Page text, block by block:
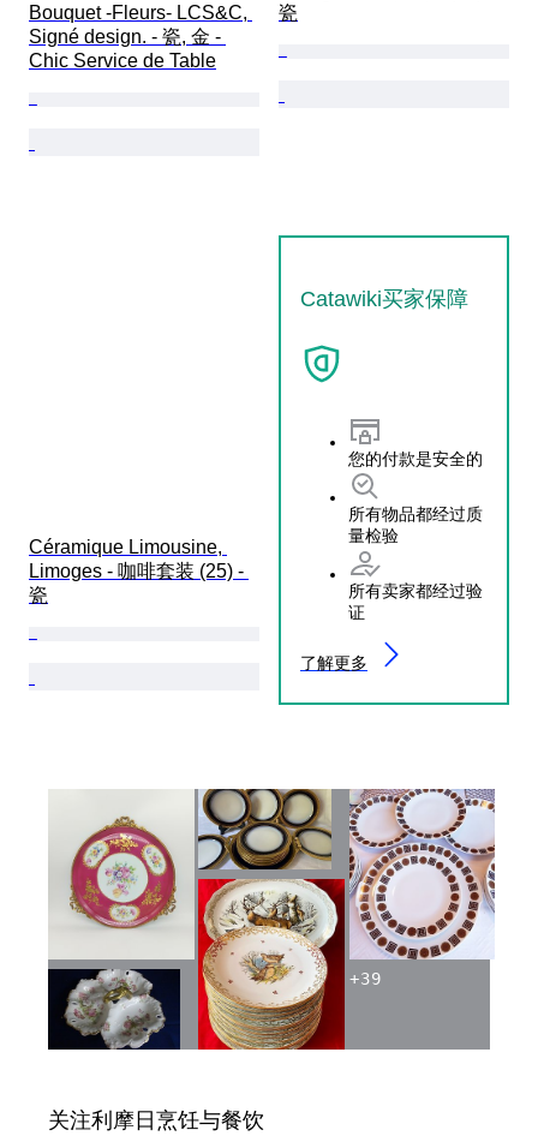
Bouquet -Fleurs- LCS&C,
Signé design. - 瓷, 金 -
Chic Service de Table
瓷
Céramique Limousine,
Limoges - 咖啡套装 (25) -
瓷
Catawiki买家保障
您的付款是安全的
所有物品都经过质
量检验
所有卖家都经过验
证
了解更多
关注利摩日烹饪与餐饮
+39